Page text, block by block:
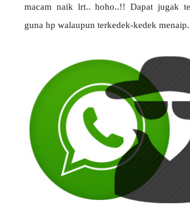
macam naik lrt.. hoho..!! Dapat jugak
guna hp walaupun terkedek-kedek